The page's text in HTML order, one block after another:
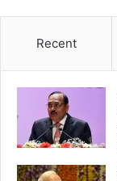
Recent